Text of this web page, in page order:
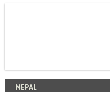
NEPAL